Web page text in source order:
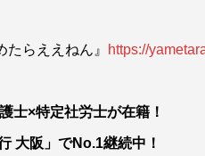
らええねん』 https://
士×特定社労士が在籍！
大阪」でNo.1継続中！